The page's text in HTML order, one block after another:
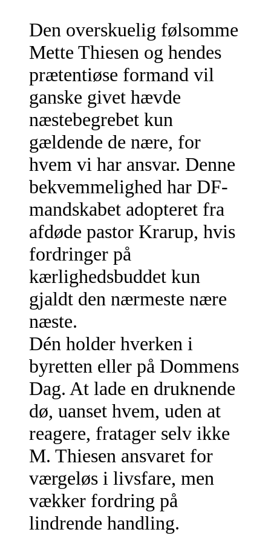
Den overskuelig følsomme
Mette Thiesen og hendes
prætentiøse formand vil
ganske givet hævde
næstebegrebet kun
gældende de nære, for
hvem vi har ansvar. Denne
bekvemmelighed har DF-
mandskabet adopteret fra
afdøde pastor Krarup, hvis
fordringer på
kærlighedsbuddet kun
gjaldt den nærmeste nære
næste.
Dén holder hverken i
byretten eller på Dommens
Dag. At lade en druknende
dø, uanset hvem, uden at
reagere, fratager selv ikke
M. Thiesen ansvaret for
værgeløs i livsfare, men
vækker fordring på
lindrende handling.